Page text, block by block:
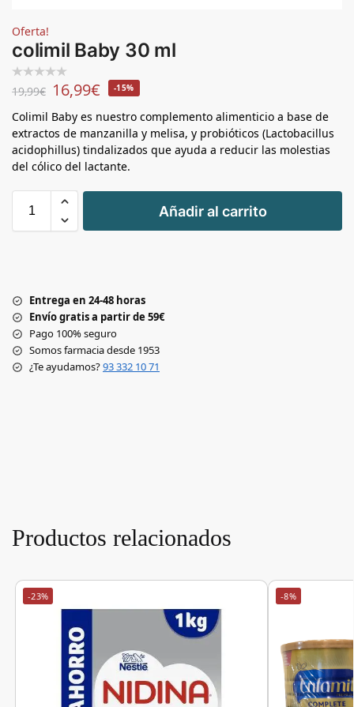
Oferta!
colimil Baby 30 ml
19,99€ 16,99€ -15%
Colimil Baby es nuestro complemento alimenticio a base de
extractos de manzanilla y melisa, y probióticos (Lactobacillus
acidophillus) tindalizados que ayuda a reducir las molestias
del cólico del lactante.
+
-
Añadir al carrito
Entrega en 24-48 horas
Envío gratis a partir de 59€
Pago 100% seguro
Somos farmacia desde 1953
¿Te ayudamos?93 332 10 71
Productos relacionados
-23% -8%